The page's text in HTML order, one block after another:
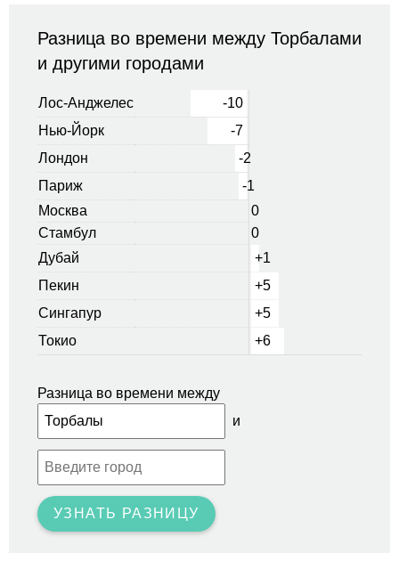
Разница во времени между Торбалами
и другими городами
Лос-Анджелес
-10
Нью-Йорк
-7
Лондон
-2
Париж
-1
Москва
0
Стамбул
0
Дубай
+1
Пекин
+5
Сингапур
+5
Токио
+6
Разница во времени между
и
УЗНАТЬ РАЗНИЦУ